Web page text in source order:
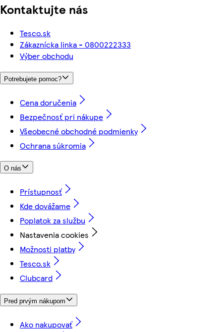
Kontaktujte nás
Tesco.sk
Zákaznícka linka - 0800222333
Výber obchodu
Potrebujete pomoc?
Cena doručenia
Bezpečnosť pri nákupe
Všeobecné obchodné podmienky
Ochrana súkromia
O nás
Prístupnosť
Kde dovážame
Poplatok za službu
Nastavenia cookies
Možnosti platby
Tesco.sk
Clubcard
Pred prvým nákupom
Ako nakupovať